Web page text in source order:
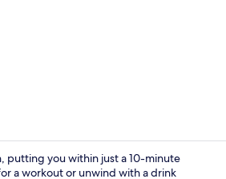
putting you within just a 10-minute
a workout or unwind with a drink